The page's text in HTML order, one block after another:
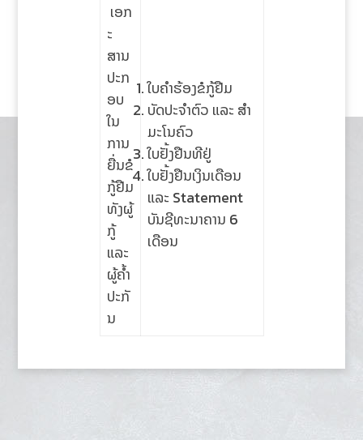
ເອກ
ະ
ສານ
ປະກ
ອບ
ໃນ
ການ
ຍື່ນຂໍ
ກູ້ຢືມ
ທັງຜູ້
ກູ້
ແລະ
ຜູ້ຄໍ້າ
ປະກັ
ນ
ໃບຄໍາຮ້ອງຂໍກູ້ຢືມ
ບັດປະຈໍາຕົວ ແລະ ສໍາ
ມະໂນຄົວ
ໃບຢັ້ງຢືນທີຢູ່
ໃບຢັ້ງຢືນເງິນເດືອນ
ແລະ Statement
ບັນຊີທະນາຄານ 6
ເດືອນ